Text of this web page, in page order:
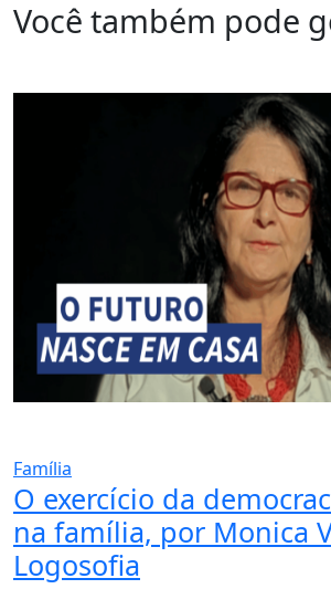
Você também pode
Família
O exercício da
na família, por Monica
Logosofia